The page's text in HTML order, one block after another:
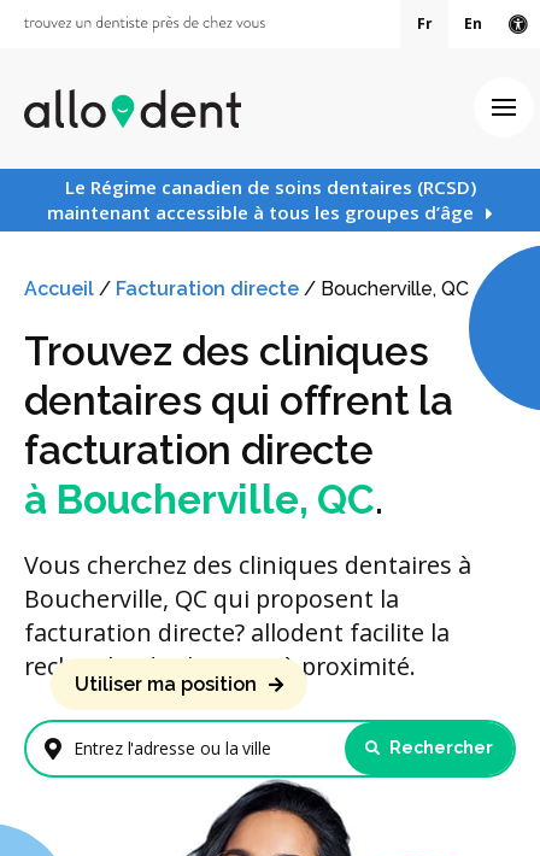
Fr En
Le Régime canadien de soins dentaires (RCSD)
maintenant accessible à tous les groupes d’âge
Accueil / Facturation directe / Boucherville, QC
Trouvez des cliniques
dentaires qui offrent la
facturation directe
à Boucherville, QC.
Vous cherchez des cliniques dentaires à
Boucherville, QC qui proposent la
facturation directe? allodent facilite la
recherche de cliniques à proximité.
Entrez l'adresse ou la ville
Utiliser ma position
Rechercher